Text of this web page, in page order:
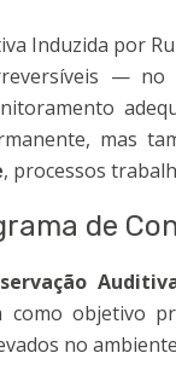
Induzida por
— no
mas
, processos
de
como objetivo
no